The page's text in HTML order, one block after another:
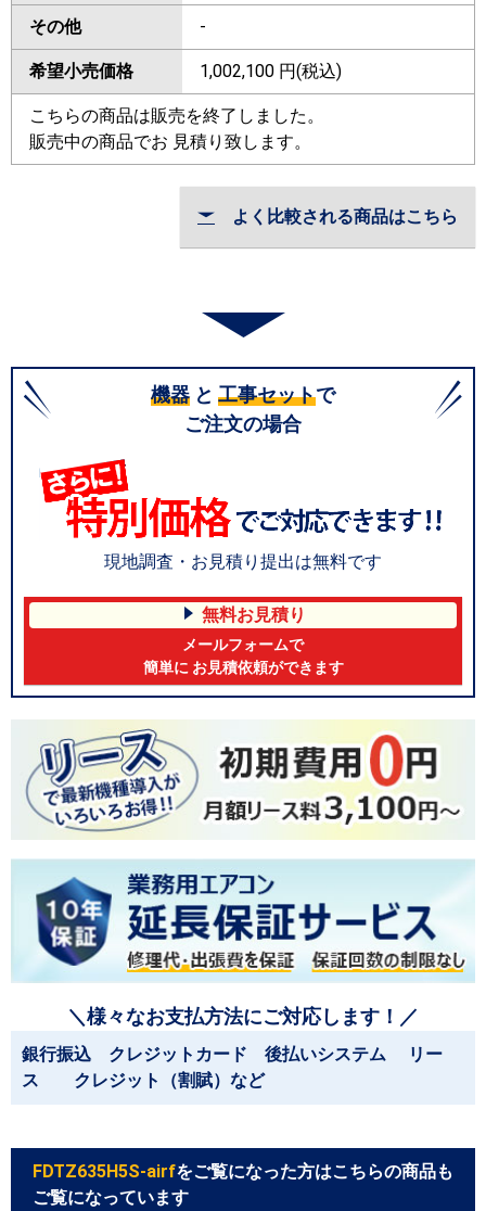
その他 -
希望小売価格 1,002,100 円(税込)
こちらの商品は販売を終了しました。
販売中の商品でお 見積り致します。
よく比較される商品はこちら
機器 と 工事セットで
ご注文の場合
現地調査・お見積り提出は無料です
無料お見積り
メールフォームで
簡単に お見積依頼ができます
＼様々なお支払方法にご対応します！／
銀行振込 クレジットカード 後払いシステム リー
ス クレジット（割賦）など
FDTZ635H5S-airfをご覧になった方はこちらの商品も
ご覧になっています